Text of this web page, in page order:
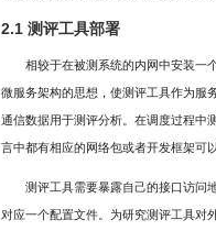
2.1 测评工具部署
相较于在被测系统的内网中安装一
微服务架构的思想，使测评工具作为服
通信数据用于测评分析。在调度过程中
言中都有相应的网络包或者开发框架可
测评工具需要暴露自己的接口访问
对应一个配置文件。为研究测评工具对